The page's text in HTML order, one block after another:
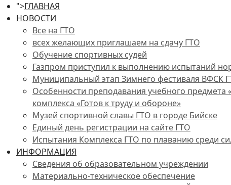
">ГЛАВНАЯ
НОВОСТИ
Все на ГТО
всех желающих приглашаем на сдачу ГТО
Обучение спортивных судей
Газпром приступил к выполнению испытаний
Муниципальный этап Зимнего фестиваля ВФСК
Особенности преподавания учебного предмета
комплекса «Готов к труду и обороне»
Музей спортивной славы ГТО в городе Бийске
Единый день регистрации на сайте ГТО
Испытания Комплекса ГТО по плаванию среди
ИНФОРМАЦИЯ
Сведения об образовательном учреждении
Материально-техническое обеспечение